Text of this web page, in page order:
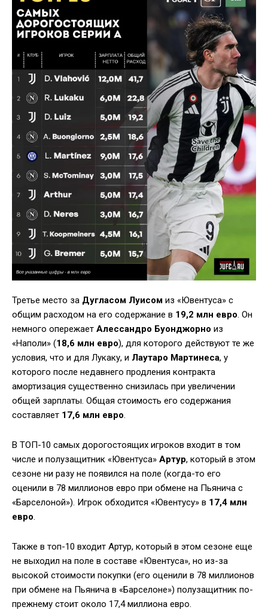
Третье место за Дугласом Луисом из «Ювентуса» с
общим расходом на его содержание в 19,2 млн евро. Он
немного опережает Алессандро Буонджорно из
«Наполи» (18,6 млн евро), для которого действуют те же
условия, что и для Лукаку, и Лаутаро Мартинеса, у
которого после недавнего продления контракта
амортизация существенно снизилась при увеличении
общей зарплаты. Общая стоимость его содержания
составляет 17,6 млн евро.
В ТОП-10 самых дорогостоящих игроков входит в том
числе и полузащитник «Ювентуса» Артур, который в этом
сезоне ни разу не появился на поле (когда-то его
оценили в 78 миллионов евро при обмене на Пьянича с
«Барселоной»). Игрок обходится «Ювентусу» в 17,4 млн
евро.
Также в топ-10 входит Артур, который в этом сезоне еще
не выходил на поле в составе «Ювентуса», но из-за
высокой стоимости покупки (его оценили в 78 миллионов
при обмене на Пьянича в «Барселоне») полузащитник по-
прежнему стоит около 17,4 миллиона евро.